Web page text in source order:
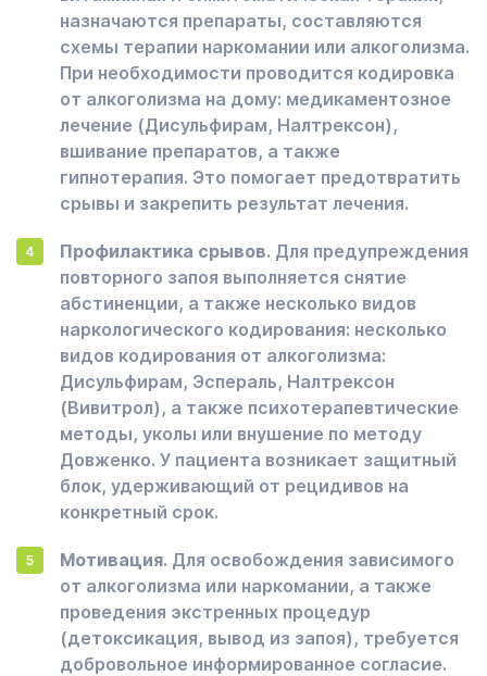
назначаются препараты, составляются
схемы терапии наркомании или алкоголизма.
При необходимости проводится кодировка
от алкоголизма на дому: медикаментозное
лечение (Дисульфирам, Налтрексон),
вшивание препаратов, а также
гипнотерапия. Это помогает предотвратить
срывы и закрепить результат лечения.
Профилактика срывов. Для предупреждения
повторного запоя выполняется снятие
абстиненции, а также несколько видов
наркологического кодирования: несколько
видов кодирования от алкоголизма:
Дисульфирам, Эспераль, Налтрексон
(Вивитрол), а также психотерапевтические
методы, уколы или внушение по методу
Довженко. У пациента возникает защитный
блок, удерживающий от рецидивов на
конкретный срок.
Мотивация. Для освобождения зависимого
от алкоголизма или наркомании, а также
проведения экстренных процедур
(детоксикация, вывод из запоя), требуется
добровольное информированное согласие.